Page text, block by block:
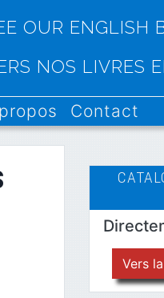
OUR ENGLISH
NOS LIVRES
Contact
Vers